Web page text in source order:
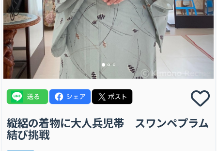
縦絽の着物に大人兵児帯 スワンペプラム
結び挑戦